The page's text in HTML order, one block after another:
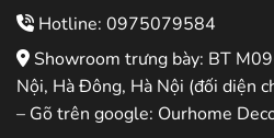
Hotline: 0975079584
Showroom trưng bày: BT
Nội, Hà Đông, Hà Nội (đối diện
– Gõ trên google: Ourhome